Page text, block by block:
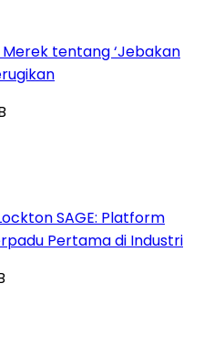
tentang ‘Jebakan
SAGE: Platform
Pertama di Industri